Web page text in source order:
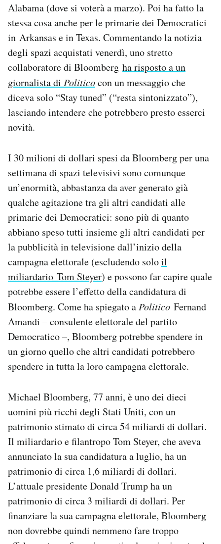
Alabama (dove si voterà a marzo). Poi ha fatto la
stessa cosa anche per le primarie dei Democratici
in Arkansas e in Texas. Commentando la notizia
degli spazi acquistati venerdì, uno stretto
collaboratore di Bloomberg ha risposto a un
giornalista di Politicocon un messaggio che
diceva solo “Stay tuned” (“resta sintonizzato”),
lasciando intendere che potrebbero presto esserci
novità.
I 30 milioni di dollari spesi da Bloomberg per una
settimana di spazi televisivi sono comunque
un’enormità, abbastanza da aver generato già
qualche agitazione tra gli altri candidati alle
primarie dei Democratici: sono più di quanto
abbiano speso tutti insieme gli altri candidati per
la pubblicità in televisione dall’inizio della
campagna elettorale (escludendo soloil
miliardario Tom Steyer) e possono far capire quale
potrebbe essere l’effetto della candidatura di
Bloomberg. Come ha spiegato a Politico Fernand
Amandi – consulente elettorale del partito
Democratico –, Bloomberg potrebbe spendere in
un giorno quello che altri candidati potrebbero
spendere in tutta la loro campagna elettorale.
Michael Bloomberg, 77 anni, è uno dei dieci
uomini più ricchi degli Stati Uniti, con un
patrimonio stimato di circa 54 miliardi di dollari.
Il miliardario e filantropo Tom Steyer, che aveva
annunciato la sua candidatura a luglio, ha un
patrimonio di circa 1,6 miliardi di dollari.
L’attuale presidente Donald Trump ha un
patrimonio di circa 3 miliardi di dollari. Per
finanziare la sua campagna elettorale, Bloomberg
non dovrebbe quindi nemmeno fare troppo